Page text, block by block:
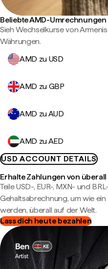
Beliebte AMD-Umrechnungen
Sieh Wechselkurse von
Währungen.
AMD zu USD
AMD zu GBP
AMD zu AUD
AMD zu AED
USD ACCOUNT DETAILS
Erhalte Zahlungen von überall
Teile USD-, EUR-, MXN- und
Gehaltsabrechnung, um wie
werden, überall auf der Welt.
Lass dich heute bezahlen